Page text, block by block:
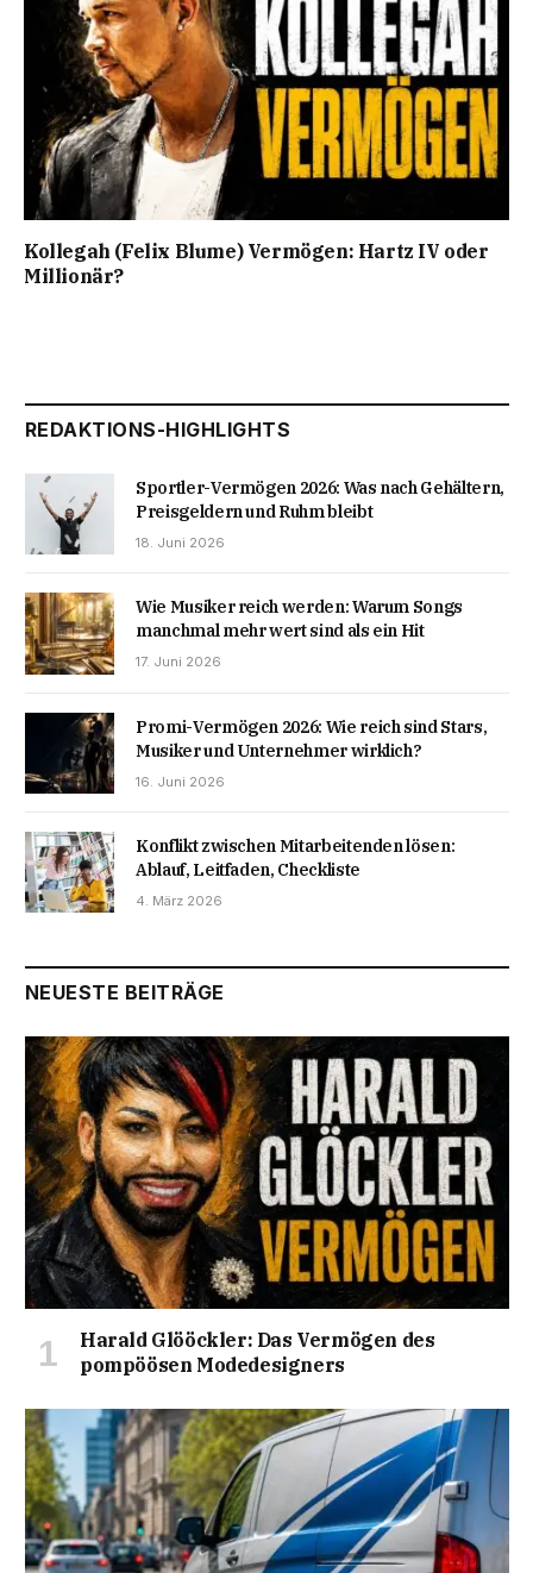
Kollegah (Felix Blume) Vermögen: Hartz IV oder
Millionär?
REDAKTIONS-HIGHLIGHTS
Sportler-Vermögen 2026: Was nach Gehältern,
Preisgeldern und Ruhm bleibt
18. Juni 2026
Wie Musiker reich werden: Warum Songs
manchmal mehr wert sind als ein Hit
17. Juni 2026
Promi-Vermögen 2026: Wie reich sind Stars,
Musiker und Unternehmer wirklich?
16. Juni 2026
Konflikt zwischen Mitarbeitenden lösen:
Ablauf, Leitfaden, Checkliste
4. März 2026
NEUESTE BEITRÄGE
Harald Glööckler: Das Vermögen des
pompöösen Modedesigners